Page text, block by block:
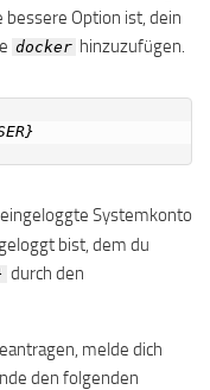
Option ist, dein
docker hinzuzufügen.
Systemkonto
bist, dem du
durch den
melde dich
den folgenden